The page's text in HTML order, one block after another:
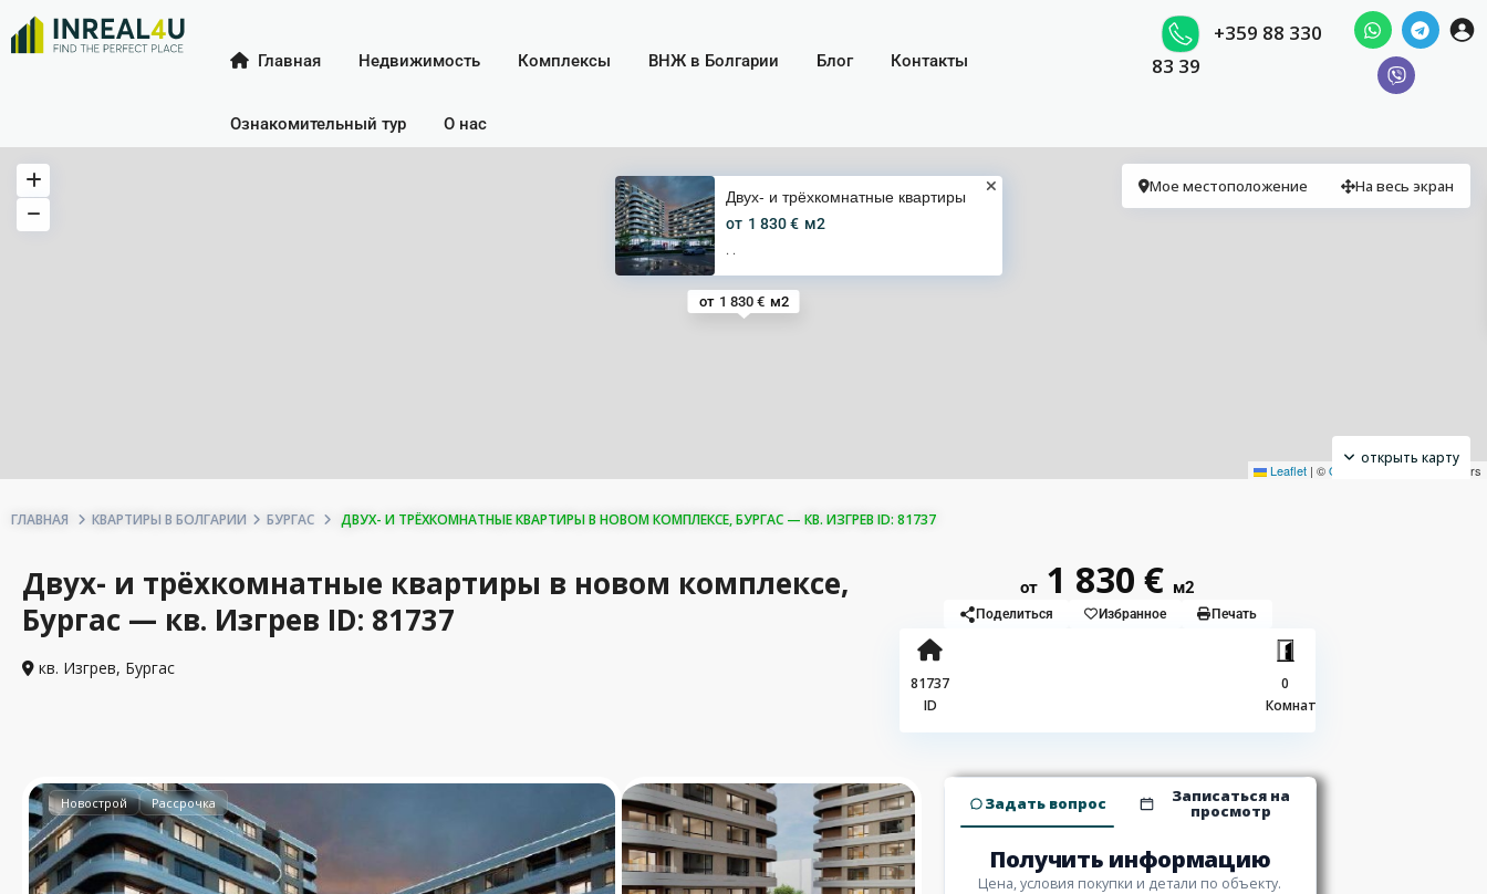
Главная Недвижимость Комплексы ВНЖ в Болгарии Блог Контакты
Ознакомительный тур О нас
+359 88 330
83 39
от 1 830 € м2
Двух- и трёхкомнатные квартиры
от 1 830 € м2
· ·
Leaflet | ©OpenStreetMap contributors
открыть карту
Мое местоположение На весь экран
ГЛАВНАЯ КВАРТИРЫ В БОЛГАРИИ БУРГАС ДВУХ- И ТРЁХКОМНАТНЫЕ КВАРТИРЫ В НОВОМ КОМПЛЕКСЕ, БУРГАС — КВ. ИЗГРЕВ ID: 81737
Двух- и трёхкомнатные квартиры в новом комплексе,
Бургас — кв. Изгрев ID: 81737
кв. Изгрев, Бургас
от 1 830 € м2
Поделиться Избранное Печать
81737
ID
0
Комнат
Новострой Рассрочка Задать вопрос Записаться на
просмотр
Получить информацию
Цена, условия покупки и детали по объекту.